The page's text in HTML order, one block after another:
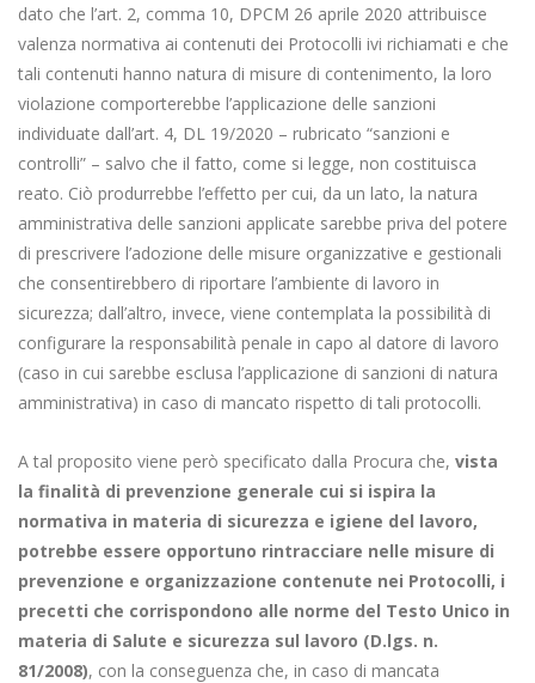
dato che l’art. 2, comma 10, DPCM 26 aprile 2020 attribuisce
valenza normativa ai contenuti dei Protocolli ivi richiamati e che
tali contenuti hanno natura di misure di contenimento, la loro
violazione comporterebbe l’applicazione delle sanzioni
individuate dall’art. 4, DL 19/2020 – rubricato “sanzioni e
controlli” – salvo che il fatto, come si legge, non costituisca
reato. Ciò produrrebbe l’effetto per cui, da un lato, la natura
amministrativa delle sanzioni applicate sarebbe priva del potere
di prescrivere l’adozione delle misure organizzative e gestionali
che consentirebbero di riportare l’ambiente di lavoro in
sicurezza; dall’altro, invece, viene contemplata la possibilità di
configurare la responsabilità penale in capo al datore di lavoro
(caso in cui sarebbe esclusa l’applicazione di sanzioni di natura
amministrativa) in caso di mancato rispetto di tali protocolli.
A tal proposito viene però specificato dalla Procura che, vista
la finalità di prevenzione generale cui si ispira la
normativa in materia di sicurezza e igiene del lavoro,
potrebbe essere opportuno rintracciare nelle misure di
prevenzione e organizzazione contenute nei Protocolli, i
precetti che corrispondono alle norme del Testo Unico in
materia di Salute e sicurezza sul lavoro (D.lgs. n.
81/2008), con la conseguenza che, in caso di mancata